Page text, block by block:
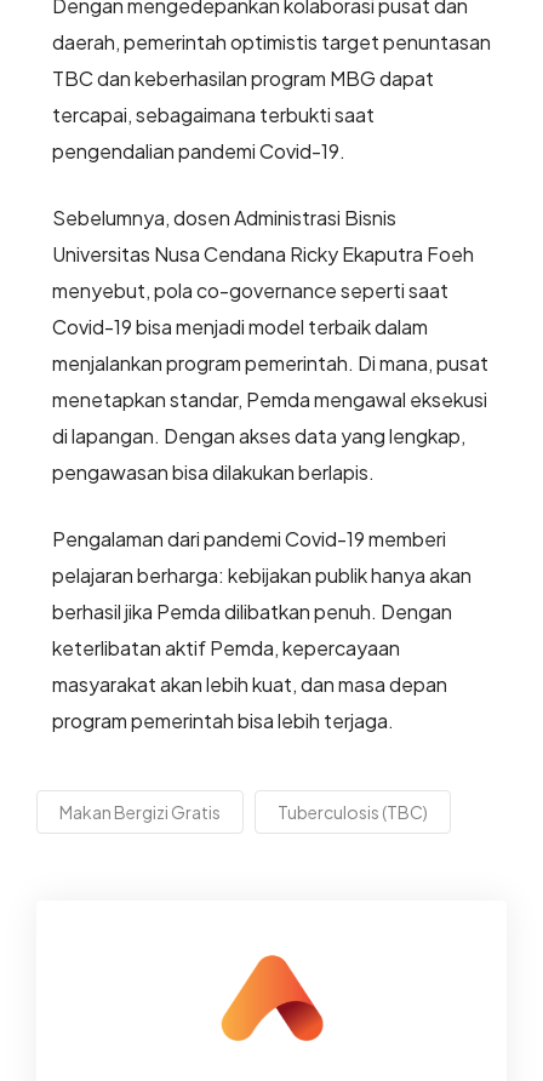
Dengan mengedepankan kolaborasi pusat dan
daerah, pemerintah optimistis target penuntasan
TBC dan keberhasilan program MBG dapat
tercapai, sebagaimana terbukti saat
pengendalian pandemi Covid-19.
Sebelumnya, dosen Administrasi Bisnis
Universitas Nusa Cendana Ricky Ekaputra Foeh
menyebut, pola co-governance seperti saat
Covid-19 bisa menjadi model terbaik dalam
menjalankan program pemerintah. Di mana, pusat
menetapkan standar, Pemda mengawal eksekusi
di lapangan. Dengan akses data yang lengkap,
pengawasan bisa dilakukan berlapis.
Pengalaman dari pandemi Covid-19 memberi
pelajaran berharga: kebijakan publik hanya akan
berhasil jika Pemda dilibatkan penuh. Dengan
keterlibatan aktif Pemda, kepercayaan
masyarakat akan lebih kuat, dan masa depan
program pemerintah bisa lebih terjaga.
Makan Bergizi Gratis Tuberculosis (TBC)